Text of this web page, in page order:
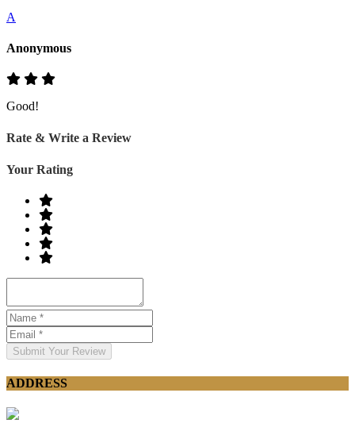
A
Anonymous
Good!
Rate & Write a Review
Your Rating
Submit Your Review
ADDRESS